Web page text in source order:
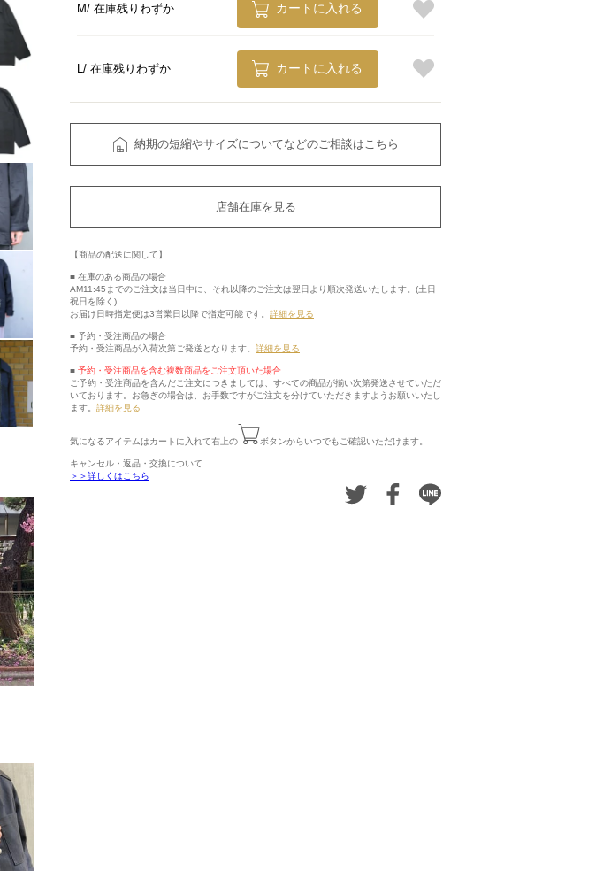
M 在庫残りわずか カートに入れる
在庫残りわずか カートに入れる
納期の短縮やサイズについてなどのご相談はこちら
店舗在庫を見る
【商品の配送に関して】
■ 在庫のある商品の場合
AM11:45までのご注文は当日中に、それ以降のご注文は翌日より順次発送いたします。(土日
祝日を除く)
お届け日時指定便は3営業日以降で指定可能です。 詳細を見る
■ 予約・受注商品の場合
予約・受注商品が入荷次第ご発送となります。 詳細を見る
■ 予約・受注商品を含む複数商品をご注文頂いた場合
ご予約・受注商品を含んだご注文につきましては、すべての商品が揃い次第発送させていただ
いております。お急ぎの場合は、お手数ですがご注文を分けていただきますようお願いいたし
ます。 詳細を見る
気になるアイテムはカートに入れて右上の ボタンからいつでもご確認いただけます。
キャンセル・返品・交換について
＞＞詳しくはこちら